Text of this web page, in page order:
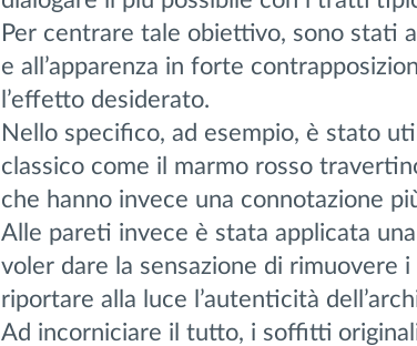
Per centrare tale obiettivo, sono stati
e all’apparenza in forte
l’effetto desiderato.
Nello specifico, ad esempio, è stato
classico come il marmo rosso
che hanno invece una connotazione
Alle pareti invece è stata applicata
voler dare la sensazione di
riportare alla luce l’autenticità
Ad incorniciare il tutto, i soffitti